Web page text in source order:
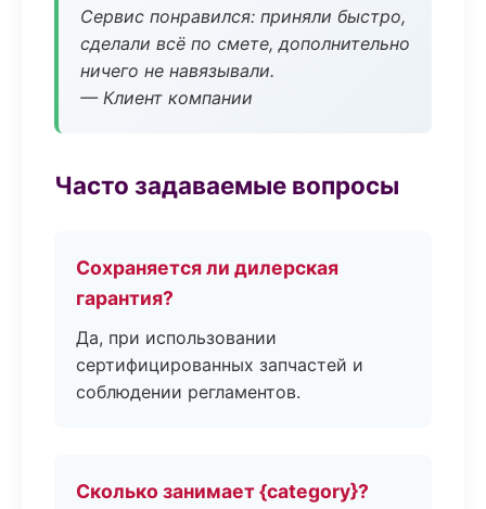
Сервис понравился: приняли быстро,
сделали всё по смете, дополнительно
ничего не навязывали.
— Клиент компании
Часто задаваемые вопросы
Сохраняется ли дилерская
гарантия?
Да, при использовании
сертифицированных запчастей и
соблюдении регламентов.
Сколько занимает {category}?